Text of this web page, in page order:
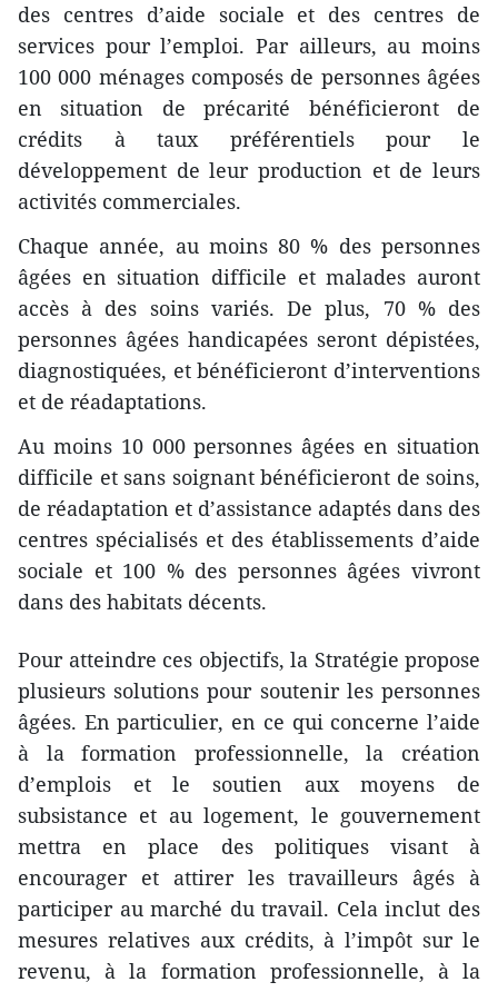
des centres d’aide sociale et des centres de
services pour l’emploi. Par ailleurs, au moins
100 000 ménages composés de personnes âgées
en situation de précarité bénéficieront de
crédits à taux préférentiels pour le
développement de leur production et de leurs
activités commerciales.
Chaque année, au moins 80 % des personnes
âgées en situation difficile et malades auront
accès à des soins variés. De plus, 70 % des
personnes âgées handicapées seront dépistées,
diagnostiquées, et bénéficieront d’interventions
et de réadaptations.
Au moins 10 000 personnes âgées en situation
difficile et sans soignant bénéficieront de soins,
de réadaptation et d’assistance adaptés dans des
centres spécialisés et des établissements d’aide
sociale et 100 % des personnes âgées vivront
dans des habitats décents.
Pour atteindre ces objectifs, la Stratégie propose
plusieurs solutions pour soutenir les personnes
âgées. En particulier, en ce qui concerne l’aide
à la formation professionnelle, la création
d’emplois et le soutien aux moyens de
subsistance et au logement, le gouvernement
mettra en place des politiques visant à
encourager et attirer les travailleurs âgés à
participer au marché du travail. Cela inclut des
mesures relatives aux crédits, à l’impôt sur le
revenu, à la formation professionnelle, à la